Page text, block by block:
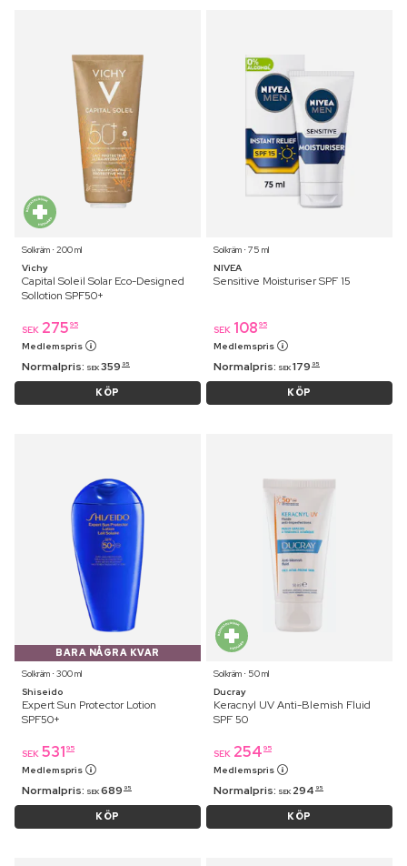
Solkräm ⋅ 200 ml
Vichy
Capital Soleil Solar Eco-Designed
Sollotion SPF50+
SEK 275 95
Medlemspris
Normalpris: SEK 359 95
KÖP
Solkräm ⋅ 75 ml
NIVEA
Sensitive Moisturiser SPF 15
SEK 108 95
Medlemspris
Normalpris: SEK 179 95
KÖP
BARA NÅGRA KVAR
Solkräm ⋅ 300 ml
Shiseido
Expert Sun Protector Lotion
SPF50+
SEK 531 95
Medlemspris
Normalpris: SEK 689 95
KÖP
Solkräm ⋅ 50 ml
Ducray
Keracnyl UV Anti-Blemish Fluid
SPF 50
SEK 254 95
Medlemspris
Normalpris: SEK 294 95
KÖP